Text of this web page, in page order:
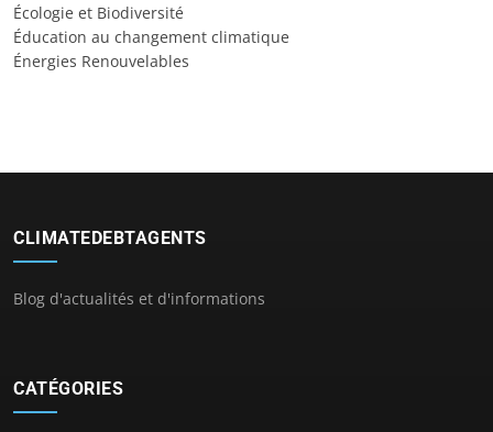
Écologie et Biodiversité
Éducation au changement climatique
Énergies Renouvelables
CLIMATEDEBTAGENTS
Blog d'actualités et d'informations
CATÉGORIES